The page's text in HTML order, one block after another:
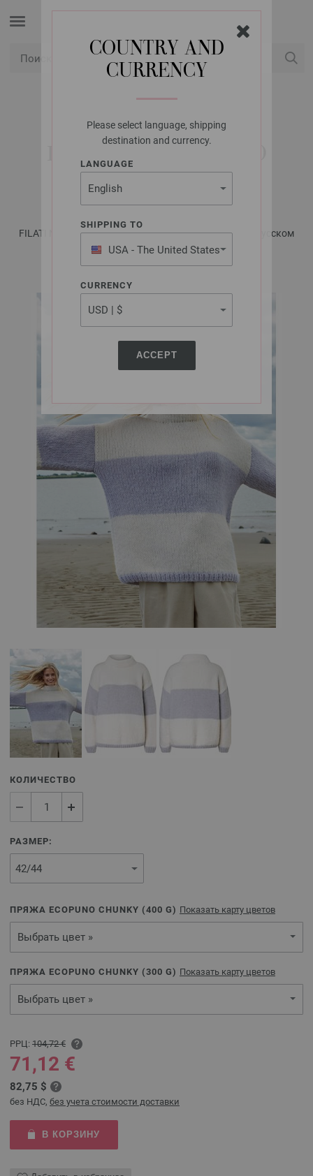
COUNTRY AND
CURRENCY
Please select language, shipping
destination and currency.
LANGUAGE
SHIPPING TO
USA - The United States
of America
CURRENCY
ACCEPT
LANA GROSSA
ПУЛОВЕР ECOPUNO
CHUNKY
FILATI No. 64 - Журнал на немецком, инструкции на русском
языке | Модель 44
КОЛИЧЕСТВО
РАЗМЕР:
ПРЯЖА ECOPUNO CHUNKY (400 G) Показать карту цветов
Выбрать цвет »
ПРЯЖА ECOPUNO CHUNKY (300 G) Показать карту цветов
Выбрать цвет »
РРЦ: 104,72 €
71,12 €
82,75 $
без НДС, без учета стоимости доставки
В КОРЗИНУ